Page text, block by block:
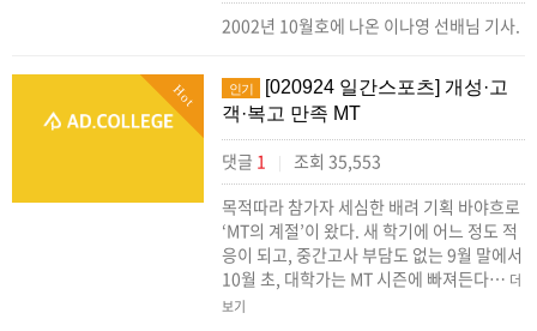
2002년 10월호에 나온 이나영 선배님 기사.
Hot 인기
[020924 일간스포츠] 개성·고
객·복고 만족 MT
댓글 1 |
조회 35,553
목적따라 참가자 세심한 배려 기획 바야흐로
‘MT의 계절’이 왔다. 새 학기에 어느 정도 적
응이 되고, 중간고사 부담도 없는 9월 말에서
10월 초, 대학가는 MT 시즌에 빠져든다… 더
보기